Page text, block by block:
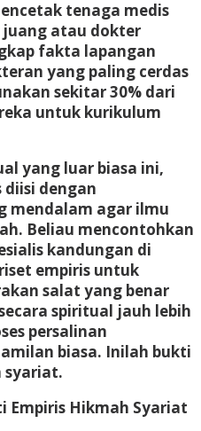
tenaga medis
atau dokter
fakta lapangan
yang paling cerdas
sekitar 30% dari
untuk kurikulum
yang luar biasa ini,
diisi dengan
mendalam agar ilmu
Beliau mencontohkan
kandungan di
empiris untuk
salat yang benar
spiritual jauh lebih
persalinan
biasa. Inilah bukti
syariat.
Empiris Hikmah Syariat